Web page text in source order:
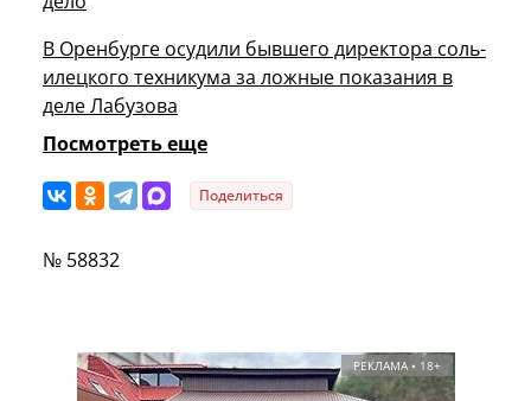
В Оренбурге осудили бывшего директора соль-
илецкого техникума за ложные показания в
деле Лабузова
Посмотреть еще
Поделиться
№ 58832
РЕКЛАМА • 18+